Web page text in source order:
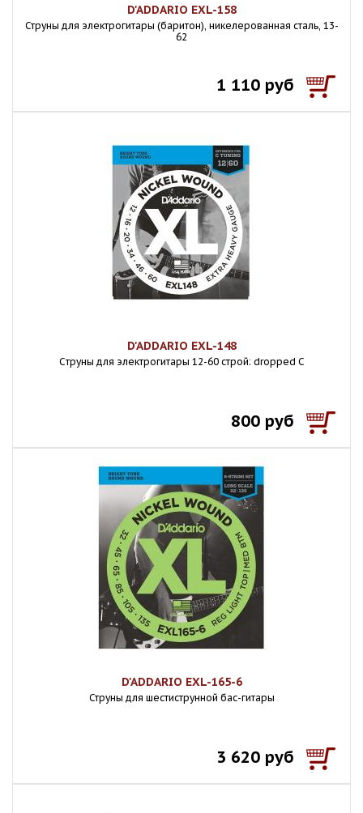
D'ADDARIO EXL-158
Струны для электрогитары (баритон), никелерованная сталь, 13-
62
1 110 руб
D'ADDARIO EXL-148
Cтруны для электрогитары 12-60 строй: dropped C
800 руб
D'ADDARIO EXL-165-6
Струны для шестиструнной бас-гитары
3 620 руб